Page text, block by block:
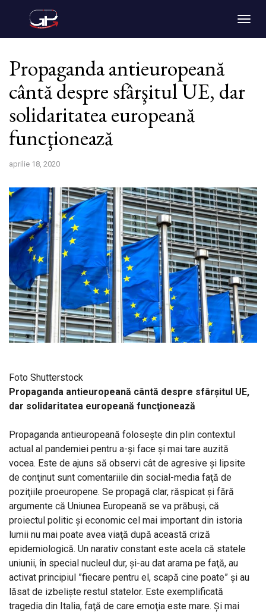
Propaganda antieuropeană
cântă despre sfârşitul UE, dar
solidaritatea europeană
funcţionează
aprilie 18, 2020
Foto Shutterstock
Propaganda antieuropeană cântă despre sfârşitul UE,
dar solidaritatea europeană funcţionează
Propaganda antieuropeană foloseşte din plin contextul
actual al pandemiei pentru a-şi face şi mai tare auzită
vocea. Este de ajuns să observi cât de agresive şi lipsite
de conţinut sunt comentariile din social-media faţă de
poziţiile proeuropene. Se propagă clar, răspicat şi fără
argumente că Uniunea Europeană se va prăbuşi, că
proiectul politic şi economic cel mai important din istoria
lumii nu mai poate avea viaţă după această criză
epidemiologică. Un narativ constant este acela că statele
uniunii, în special nucleul dur, şi-au dat arama pe faţă, au
activat principiul ”fiecare pentru el, scapă cine poate” şi au
lăsat de izbelişte restul statelor. Este exemplificată
tragedia din Italia, faţă de care emoţia este mare. Şi mai